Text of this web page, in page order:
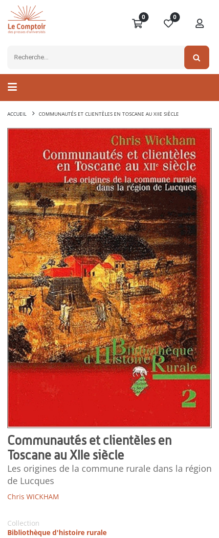
0 0
ACCUEIL COMMUNAUTÉS ET CLIENTÈLES EN TOSCANE AU XIIE SIÈCLE
Communautés et clientèles en
Toscane au XIIe siècle
Les origines de la commune rurale dans la région
de Lucques
Chris WICKHAM
Collection
Bibliothèque d'histoire rurale